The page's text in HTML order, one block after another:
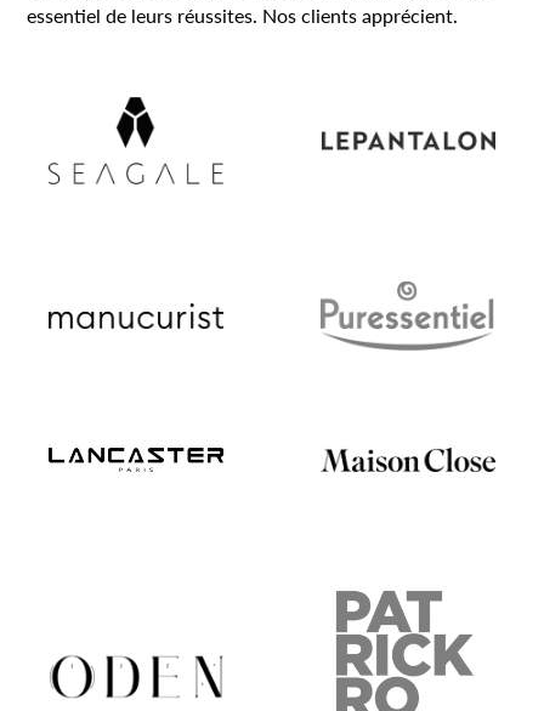
essentiel de leurs réussites. Nos clients apprécient.